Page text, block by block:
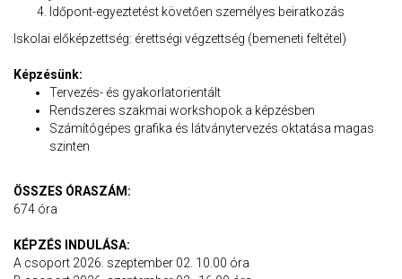
Időpont-egyeztetést követően személyes beiratkozás
Iskolai előképzettség: érettségi végzettség (bemeneti feltétel)
Képzésünk:
Tervezés- és gyakorlatorientált
Rendszeres szakmai workshopok a képzésben
Számítógépes grafika és látványtervezés oktatása magas
szinten
ÖSSZES ÓRASZÁM:
674 óra
KÉPZÉS INDULÁSA:
A csoport 2026. szeptember 02. 10.00 óra